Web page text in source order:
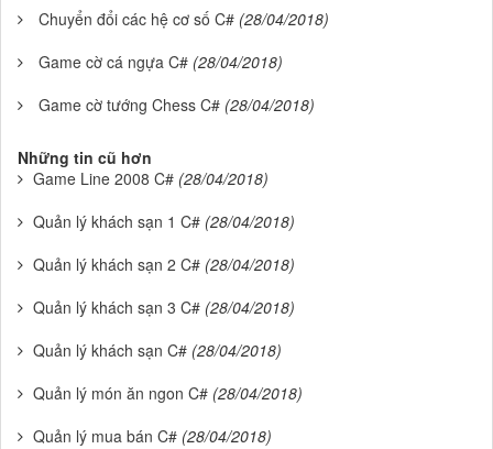
Chuyển đổi các hệ cơ số C# (28/04/2018)
Game cờ cá ngựa C# (28/04/2018)
Game cờ tướng Chess C# (28/04/2018)
Những tin cũ hơn
Game Line 2008 C# (28/04/2018)
Quản lý khách sạn 1 C# (28/04/2018)
Quản lý khách sạn 2 C# (28/04/2018)
Quản lý khách sạn 3 C# (28/04/2018)
Quản lý khách sạn C# (28/04/2018)
Quản lý món ăn ngon C# (28/04/2018)
Quản lý mua bán C# (28/04/2018)